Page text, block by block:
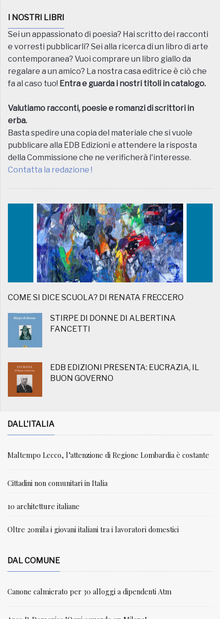
I NOSTRI LIBRI
Sei un appassionato di poesia? Hai scritto dei racconti
e vorresti pubblicarli? Sei alla ricerca di un libro di arte
contemporanea? Vuoi comprare un libro giallo da
regalare a un amico? La nostra casa editrice è ciò che
fa al caso tuo! Entra e guarda i nostri titoli in catalogo.
Valutiamo racconti, poesie e romanzi di scrittori in
erba.
Basta spedire una copia del materiale che si vuole
pubblicare alla EDB Edizioni e attendere la risposta
della Commissione che ne verificherà l'interesse.
Contatta la redazione !
COME SI DICE SCUOLA? DI RENATA FRECCERO
STIRPE DI DONNE DI ALBERTINA
FANCETTI
EDB EDIZIONI PRESENTA: EUCRAZIA, IL
BUON GOVERNO
DALL'ITALIA
Maltempo Lecco, l’attenzione di Regione Lombardia è costante
Cittadini non comunitari in Italia
10 architetture italiane
Oltre 20mila i giovani italiani tra i lavoratori domestici
DAL COMUNE
Canone calmierato per 30 alloggi a dipendenti Atm